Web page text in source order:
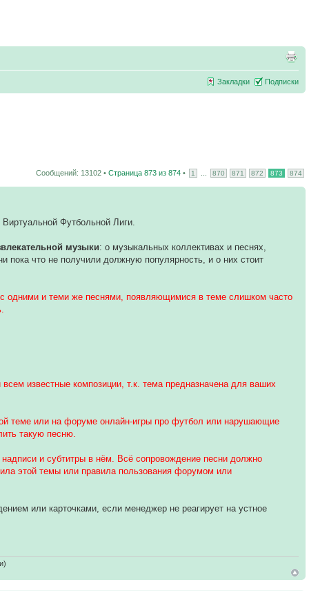
Закладки Подписки
Сообщений: 13102 • Страница 873 из 874 • 1 870 871 872 873 874
Футбольной Лиги.
музыки: о музыкальных коллективах и песнях,
пока что не получили должную популярность, и о них стоит
одними и теми же песнями, появляющимися в теме слишком часто
известные композиции, т.к. тема предназначена для ваших
теме или на форуме онлайн-игры про футбол или нарушающие
такую песню.
и субтитры в нём. Всё сопровождение песни должно
этой темы или правила пользования форумом или
или карточками, если менеджер не реагирует на устное